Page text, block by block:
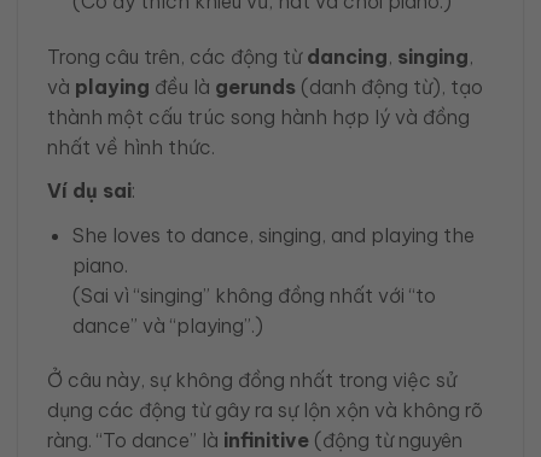
Trong câu trên, các động từ dancing, singing,
và playing đều là gerunds (danh động từ), tạo
thành một cấu trúc song hành hợp lý và đồng
nhất về hình thức.
Ví dụ sai:
She loves to dance, singing, and playing the
piano.
(Sai vì “singing” không đồng nhất với “to
dance” và “playing”.)
Ở câu này, sự không đồng nhất trong việc sử
dụng các động từ gây ra sự lộn xộn và không rõ
ràng. “To dance” là infinitive (động từ nguyên